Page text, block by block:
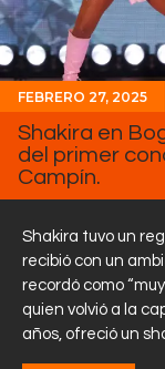
Sobre
FEBRERO 27, 2025
Shakira en
del primer
Campín.
Shakira tuvo un
recibió con un
recordó como
quien volvió a la
años, ofreció un